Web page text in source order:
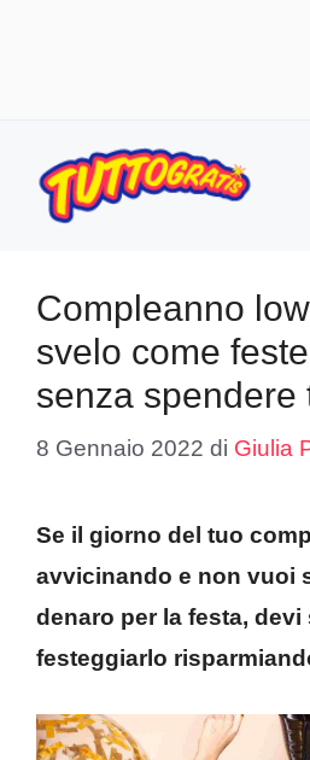
contenuto
Compleanno
svelo come
senza spendere
8 Gennaio 2022 di Giulia
Se il giorno del tuo
avvicinando e non vuoi
denaro per la festa,
festeggiarlo